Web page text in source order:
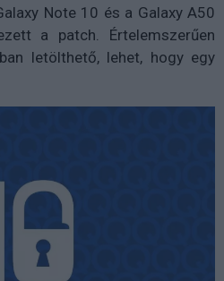
Note 10 és a Galaxy A50
a patch. Értelemszerűen
letölthető, lehet, hogy egy